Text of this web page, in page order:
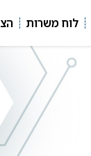
לוח משרות